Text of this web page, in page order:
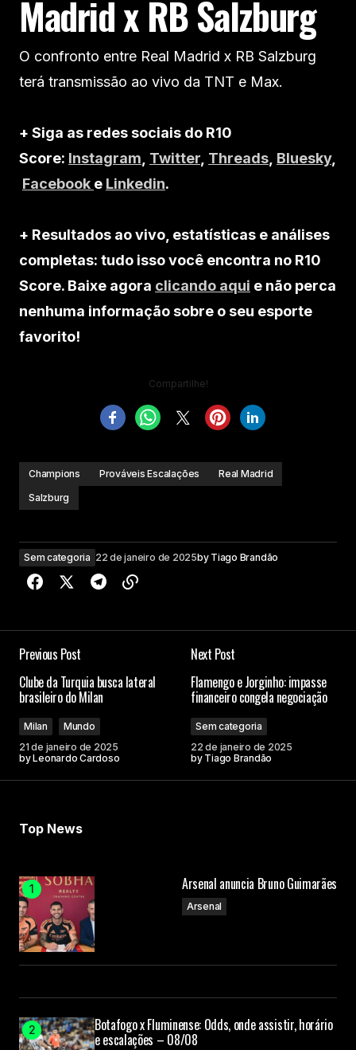
Madrid x RB Salzburg
O confronto entre Real Madrid x RB Salzburg
terá transmissão ao vivo da TNT e Max.
+ Siga as redes sociais do R10
Score: Instagram Twitter Threads Bluesky,
Facebook e Linkedin.
+ Resultados ao vivo, estatísticas e análises
completas: tudo isso você encontra no R10
Score. Baixe agora clicando aqui e não perca
nenhuma informação sobre o seu esporte
favorito!
Compartilhe!
Champions Prováveis Escalações
Real Madrid
Salzburg
Sem categoria 22 de janeiro de 2025by Tiago Brandão
Previous Post
Clube da Turquia busca lateral
brasileiro do Milan
Milan
Mundo
21 de janeiro de 2025
byLeonardo Cardoso
Next Post
Flamengo e Jorginho: impasse
financeiro congela negociação
Sem categoria
22 de janeiro de 2025
by Tiago Brandão
Top News
Arsenal anuncia Bruno Guimarães
Arsenal
Botafogo x Fluminense: Odds, onde assistir, horário
e escalações – 08/08